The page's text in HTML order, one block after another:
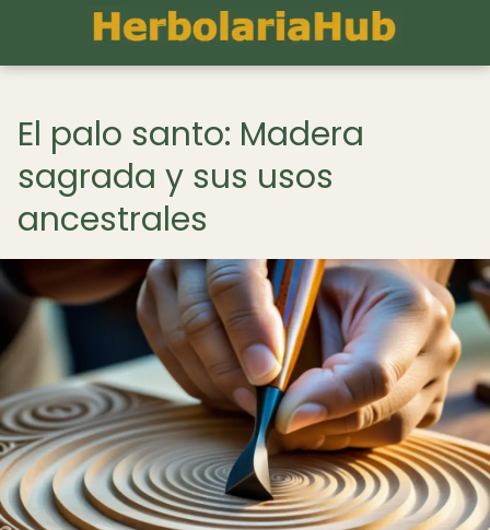
El palo santo: Madera
sagrada y sus usos
ancestrales